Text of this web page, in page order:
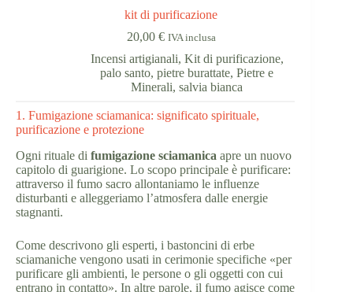
kit di purificazione
20,00 € IVA inclusa
Incensi artigianali, Kit di purificazione,
palo santo,pietre burattate,Pietre e
Minerali,salvia bianca
1. Fumigazione sciamanica: significato spirituale,
purificazione e protezione
Ogni rituale di fumigazione sciamanica apre un nuovo
capitolo di guarigione. Lo scopo principale è purificare:
attraverso il fumo sacro allontaniamo le influenze
disturbanti e alleggeriamo l’atmosfera dalle energie
stagnanti.
Come descrivono gli esperti, i bastoncini di erbe
sciamaniche vengono usati in cerimonie specifiche «per
purificare gli ambienti, le persone o gli oggetti con cui
entrano in contatto». In altre parole, il fumo agisce come